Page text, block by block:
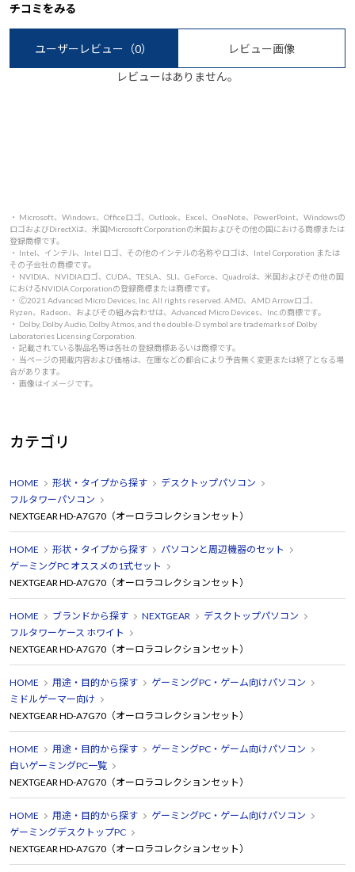
チコミをみる
ユーザーレビュー （0） レビュー画像
レビューはありません。
・ Microsoft、Windows、Officeロゴ、Outlook、Excel、OneNote、PowerPoint、Windowsの
ロゴおよびDirectXは、米国Microsoft Corporationの米国およびその他の国における商標または
登録商標です。
・ Intel、インテル、Intel ロゴ、その他のインテルの名称やロゴは、Intel Corporation または
その子会社の商標です。
・ NVIDIA、NVIDIAロゴ、CUDA、TESLA、SLI、GeForce、Quadroは、米国およびその他の国
におけるNVIDIA Corporationの登録商標または商標です。
・ 🄫2021 Advanced Micro Devices, Inc. All rights reserved. AMD、AMD Arrowロゴ、
Ryzen、Radeon、およびその組み合わせは、Advanced Micro Devices、Inc.の商標です。
・ Dolby, Dolby Audio, Dolby Atmos, and the double-D symbol are trademarks of Dolby
Laboratories Licensing Corporation.
・ 記載されている製品名等は各社の登録商標あるいは商標です。
・ 当ページの掲載内容および価格は、在庫などの都合により予告無く変更または終了となる場
合があります。
・ 画像はイメージです。
カテゴリ
HOME 形状・タイプから探す
デスクトップパソコン
フルタワーパソコン
NEXTGEAR HD-A7G70（オーロラコレクションセット）
HOME 形状・タイプから探す
パソコンと周辺機器のセット
ゲーミングPC オススメの1式セット
NEXTGEAR HD-A7G70（オーロラコレクションセット）
HOME ブランドから探す NEXTGEAR
デスクトップパソコン
フルタワーケース ホワイト
NEXTGEAR HD-A7G70（オーロラコレクションセット）
HOME 用途・目的から探す
ゲーミングPC・ゲーム向けパソコン
ミドルゲーマー向け
NEXTGEAR HD-A7G70（オーロラコレクションセット）
HOME 用途・目的から探す
ゲーミングPC・ゲーム向けパソコン
白いゲーミングPC一覧
NEXTGEAR HD-A7G70（オーロラコレクションセット）
HOME 用途・目的から探す
ゲーミングPC・ゲーム向けパソコン
ゲーミングデスクトップPC
NEXTGEAR HD-A7G70（オーロラコレクションセット）